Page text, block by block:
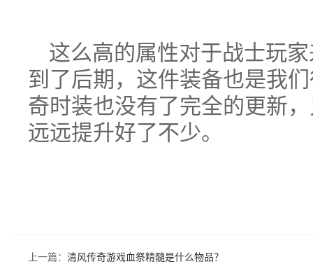
这么高的属性对于战士玩
到了后期，这件装备也是我
奇时装也没有了完全的更新
远远提升好了不少。
上一篇： 清风传奇游戏血祭精髓是什么物品？